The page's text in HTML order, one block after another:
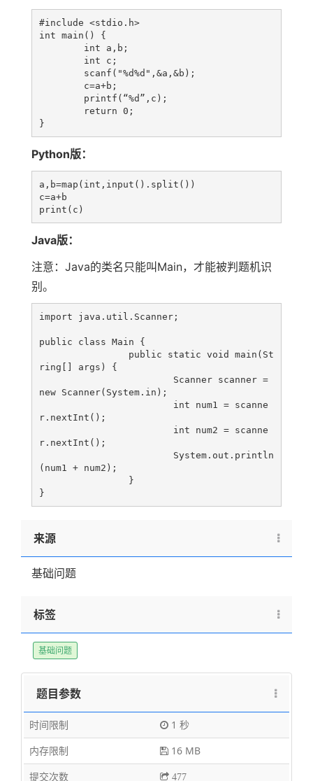
#include <stdio.h>
int main() {
Python版：
a,b=map(int,input().split())
c=a+b
Java版：
注意：Java的类名只能叫Main，才能被判题机识
别。
import java.util.Scanner;
public class Main {
ring[] args) {
new Scanner(System.in);
r.nextInt();
r.nextInt();
(num1 + num2);
来源
基础问题
标签
基础问题
题目参数
时间限制
1 秒
内存限制
16 MB
提交次数
477